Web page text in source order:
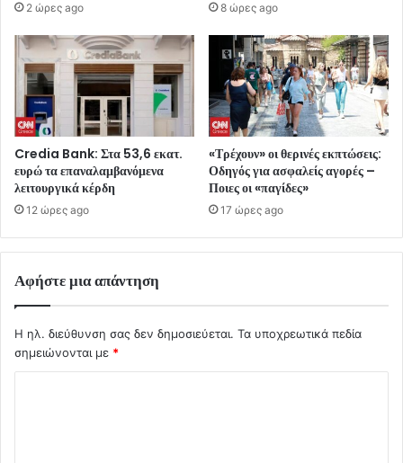
2 ώρες ago 8 ώρες ago
Credia Bank: Στα 53,6 εκατ.
ευρώ τα επαναλαμβανόμενα
λειτουργικά κέρδη
12 ώρες ago
«Τρέχουν» οι θερινές εκπτώσεις:
Οδηγός για ασφαλείς αγορές –
Ποιες οι «παγίδες»
17 ώρες ago
Αφήστε μια απάντηση
Η ηλ. διεύθυνση σας δεν δημοσιεύεται. Τα υποχρεωτικά πεδία
σημειώνονται με *